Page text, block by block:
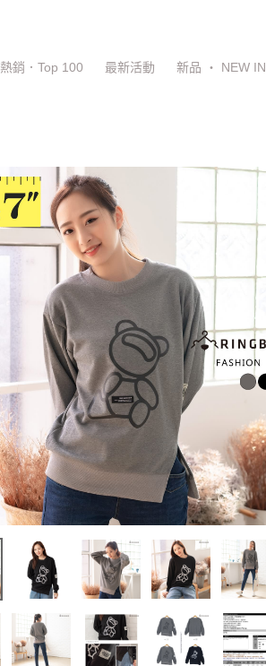
熱銷．Top 100 最新活動 新品 ‧ NEW IN